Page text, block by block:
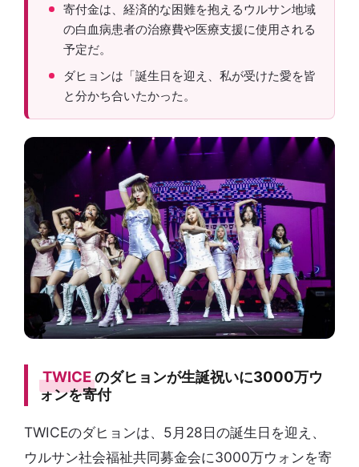
寄付金は、経済的な困難を抱えるウルサン地域
の白血病患者の治療費や医療支援に使用される
予定だ。
ダヒョンは「誕生日を迎え、私が受けた愛を皆
と分かち合いたかった。
TWICEのダヒョンが生誕祝いに3000万ウ
ォンを寄付
TWICEのダヒョンは、5月28日の誕生日を迎え、
ウルサン社会福祉共同募金会に3000万ウォンを寄